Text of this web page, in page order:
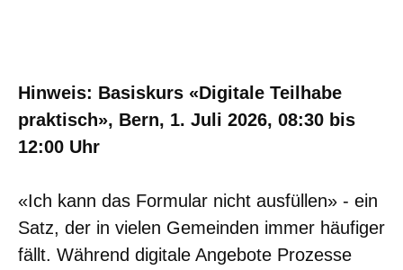
Hinweis: Basiskurs «Digitale Teilhabe
praktisch», Bern, 1. Juli 2026, 08:30 bis
12:00 Uhr
«Ich kann das Formular nicht ausfüllen» - ein
Satz, der in vielen Gemeinden immer häufiger
fällt. Während digitale Angebote Prozesse